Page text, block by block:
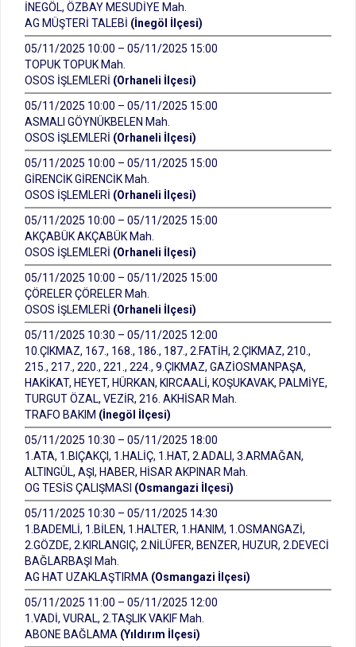
İNEGÖL, ÖZBAY MESUDİYE Mah.
AG MÜŞTERİ TALEBİ (İnegöl İlçesi)
05/11/2025 10:00 – 05/11/2025 15:00
TOPUK TOPUK Mah.
OSOS İŞLEMLERİ (Orhaneli İlçesi)
05/11/2025 10:00 – 05/11/2025 15:00
ASMALI GÖYNÜKBELEN Mah.
OSOS İŞLEMLERİ (Orhaneli İlçesi)
05/11/2025 10:00 – 05/11/2025 15:00
GİRENCİK GİRENCİK Mah.
OSOS İŞLEMLERİ (Orhaneli İlçesi)
05/11/2025 10:00 – 05/11/2025 15:00
AKÇABÜK AKÇABÜK Mah.
OSOS İŞLEMLERİ (Orhaneli İlçesi)
05/11/2025 10:00 – 05/11/2025 15:00
ÇÖRELER ÇÖRELER Mah.
OSOS İŞLEMLERİ (Orhaneli İlçesi)
05/11/2025 10:30 – 05/11/2025 12:00
10.ÇIKMAZ, 167., 168., 186., 187., 2.FATİH, 2.ÇIKMAZ, 210.,
215., 217., 220., 221., 224., 9.ÇIKMAZ, GAZİOSMANPAŞA,
HAKİKAT, HEYET, HÜRKAN, KIRCAALİ, KOŞUKAVAK, PALMİYE,
TURGUT ÖZAL, VEZİR, 216. AKHİSAR Mah.
TRAFO BAKIM (İnegöl İlçesi)
05/11/2025 10:30 – 05/11/2025 18:00
1.ATA, 1.BIÇAKÇI, 1.HALİÇ, 1.HAT, 2.ADALI, 3.ARMAĞAN,
ALTINGÜL, AŞI, HABER, HİSAR AKPINAR Mah.
OG TESİS ÇALIŞMASI (Osmangazi İlçesi)
05/11/2025 10:30 – 05/11/2025 14:30
1.BADEMLİ, 1.BİLEN, 1.HALTER, 1.HANIM, 1.OSMANGAZİ,
2.GÖZDE, 2.KIRLANGIÇ, 2.NİLÜFER, BENZER, HUZUR, 2.DEVECİ
BAĞLARBAŞI Mah.
AG HAT UZAKLAŞTIRMA (Osmangazi İlçesi)
05/11/2025 11:00 – 05/11/2025 12:00
1.VADİ, VURAL, 2.TAŞLIK VAKIF Mah.
ABONE BAĞLAMA (Yıldırım İlçesi)